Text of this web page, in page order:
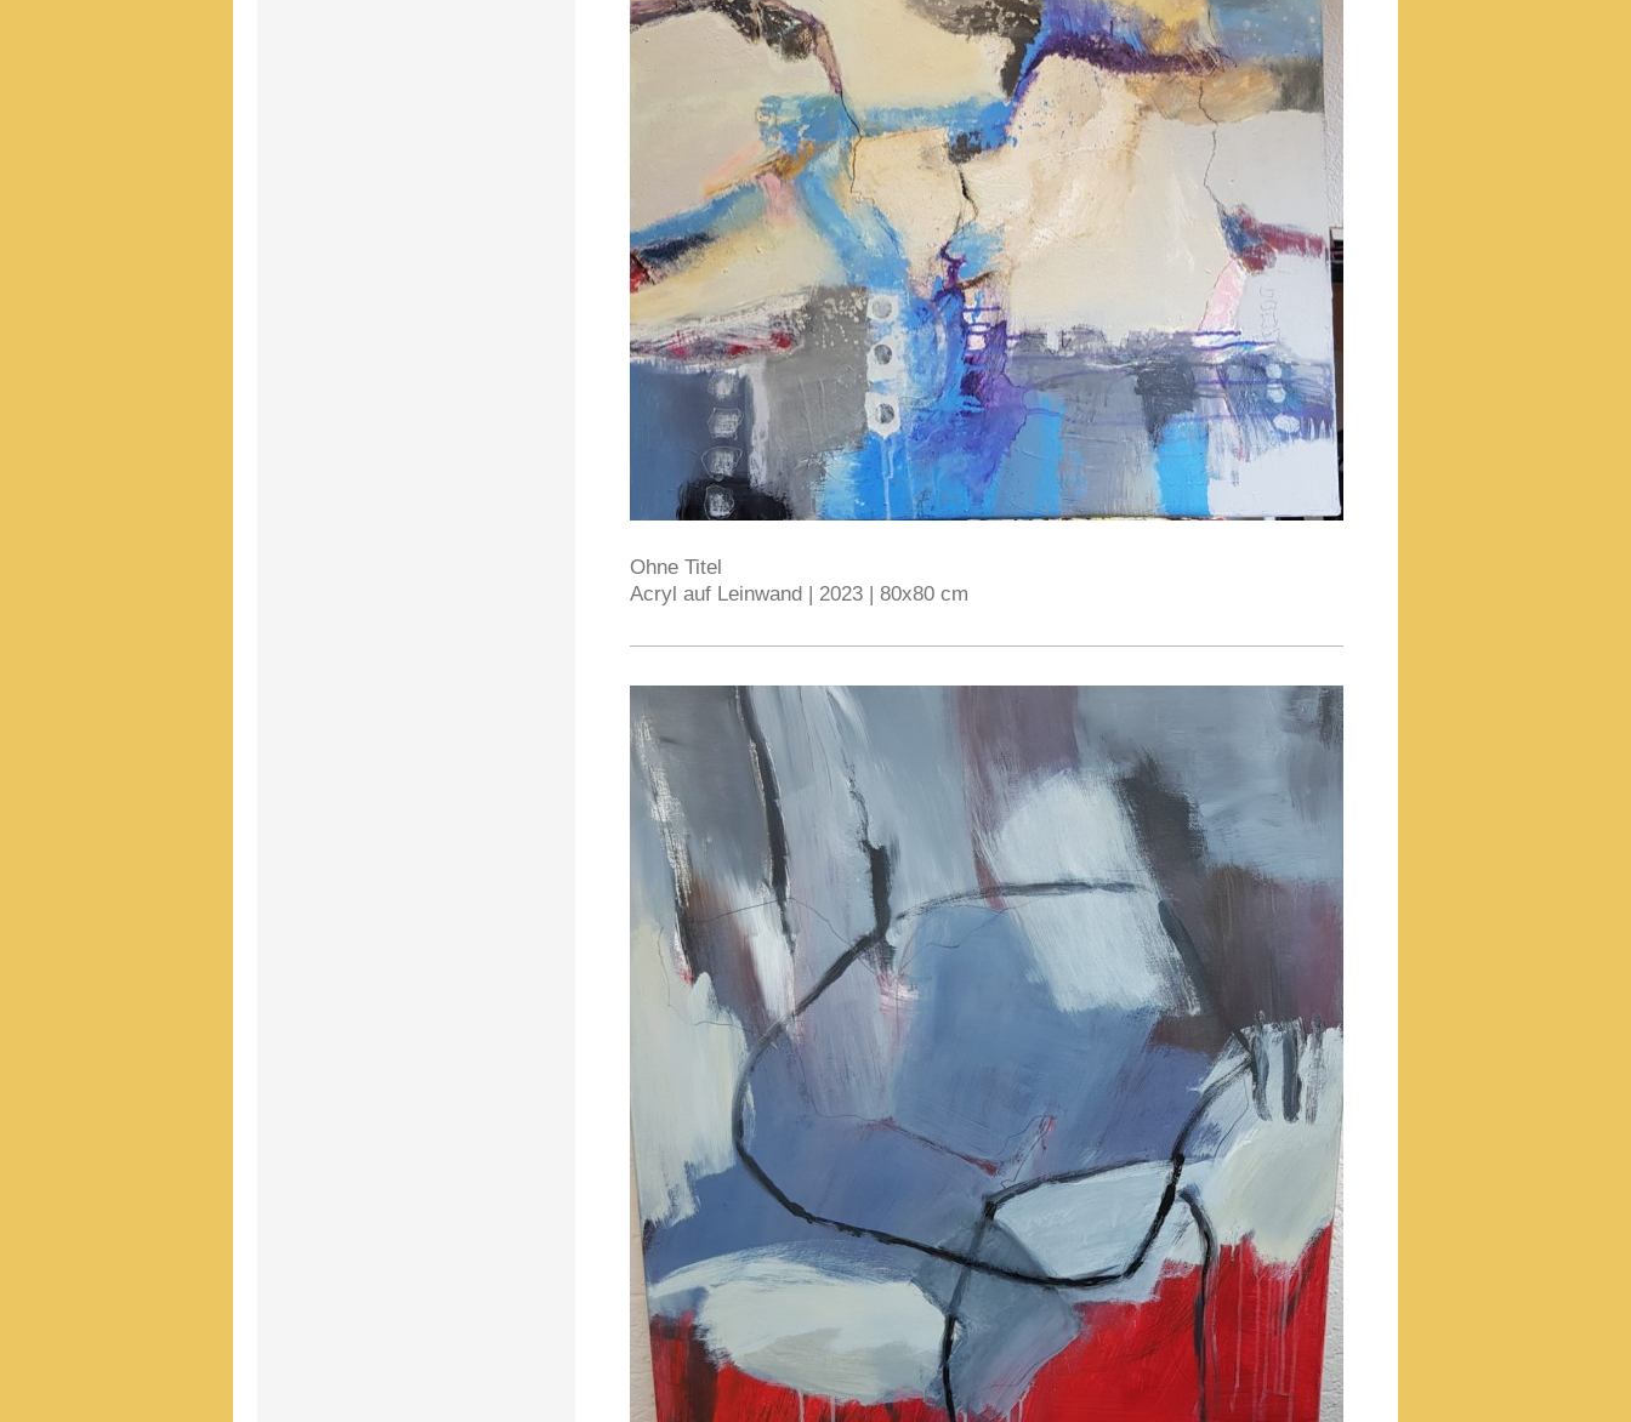
Ohne Titel
Acryl auf Leinwand | 2023 | 80x80 cm